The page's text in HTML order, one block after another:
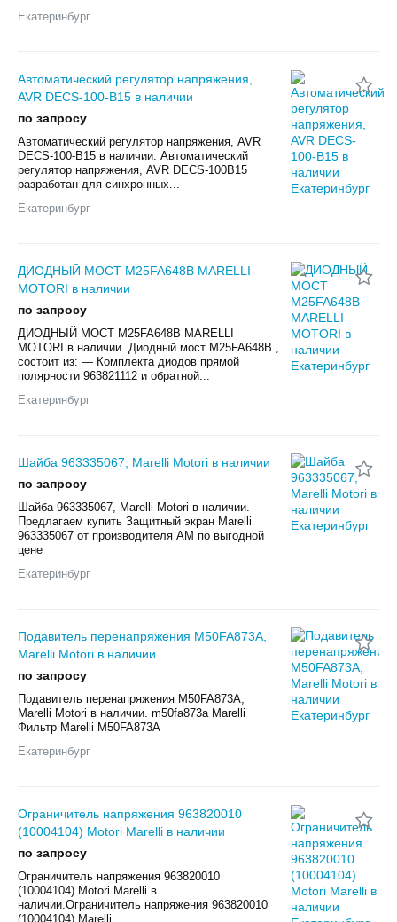
Екатеринбург
Автоматический регулятор напряжения,
AVR DECS-100-B15 в наличии
по запросу
Автоматический регулятор напряжения, AVR
DECS-100-B15 в наличии. Автоматический
регулятор напряжения, AVR DECS-100B15
разработан для синхронных...
Екатеринбург
ДИОДНЫЙ МОСТ M25FA648B MARELLI
MOTORI в наличии
по запросу
ДИОДНЫЙ МОСТ M25FA648B MARELLI
MOTORI в наличии. Диодный мост M25FA648B ,
состоит из: — Комплекта диодов прямой
полярности 963821112 и обратной...
Екатеринбург
Шайба 963335067, Marelli Motori в наличии
по запросу
Шайба 963335067, Marelli Motori в наличии.
Предлагаем купить Защитный экран Marelli
963335067 от производителя AM по выгодной
цене
Екатеринбург
Подавитель перенапряжения M50FA873A,
Marelli Motori в наличии
по запросу
Подавитель перенапряжения M50FA873A,
Marelli Motori в наличии. m50fa873a Marelli
Фильтр Marelli M50FA873A
Екатеринбург
Ограничитель напряжения 963820010
(10004104) Motori Marelli в наличии
по запросу
Ограничитель напряжения 963820010
(10004104) Motori Marelli в
наличии.Ограничитель напряжения 963820010
(10004104) Marelli